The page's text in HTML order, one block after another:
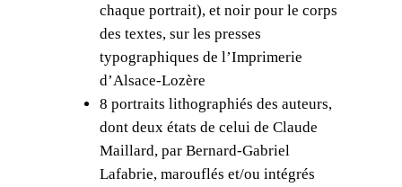
chaque portrait), et noir pour le corps
des textes, sur les presses
typographiques de l’Imprimerie
d’Alsace-Lozère
8 portraits lithographiés des auteurs,
dont deux états de celui de Claude
Maillard, par Bernard-Gabriel
Lafabrie, marouflés et/ou intégrés